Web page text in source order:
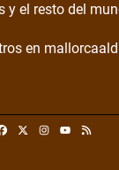
y el resto del
en
FacebookInstagram